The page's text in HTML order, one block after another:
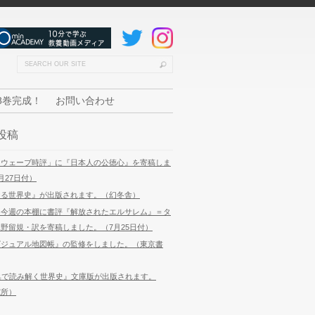
完成！ お問い合わせ
稿
ェーブ時評」に『日本人の公徳心』を寄稿しま
27日付）
世界史』が出版されます。（幻冬舎）
週の本棚に書評『解放されたエルサレム』＝タ
留規・訳を寄稿しました。（7月25日付）
ュアル地図帳』の監修をしました。（東京書
読み解く世界史』文庫版が出版されます。
）